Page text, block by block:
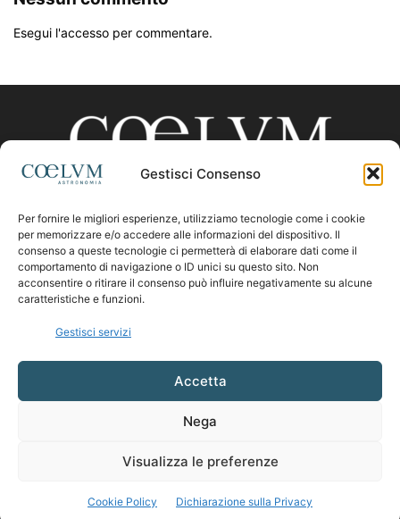
Gestisci Consenso
Per fornire le migliori esperienze, utilizziamo tecnologie come i cookie
per memorizzare e/o accedere alle informazioni del dispositivo. Il
consenso a queste tecnologie ci permetterà di elaborare dati come il
comportamento di navigazione o ID unici su questo sito. Non
acconsentire o ritirare il consenso può influire negativamente su alcune
caratteristiche e funzioni.
Gestisci servizi
Accetta
Nega
Visualizza le preferenze
Cookie Policy Dichiarazione sulla Privacy
Esegui l'accesso per commentare.
CHI SIAMO
Contattaci:coelumastro@coelum.com